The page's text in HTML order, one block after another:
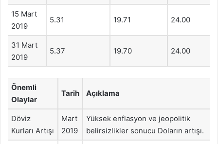
15 Mart
2019
5.31 19.71 24.00
31 Mart
2019
5.37 19.70 24.00
Önemli
Olaylar
Tarih Açıklama
Döviz
Kurları Artışı
Mart
2019
Yüksek enflasyon ve jeopolitik
belirsizlikler sonucu Doların artışı.